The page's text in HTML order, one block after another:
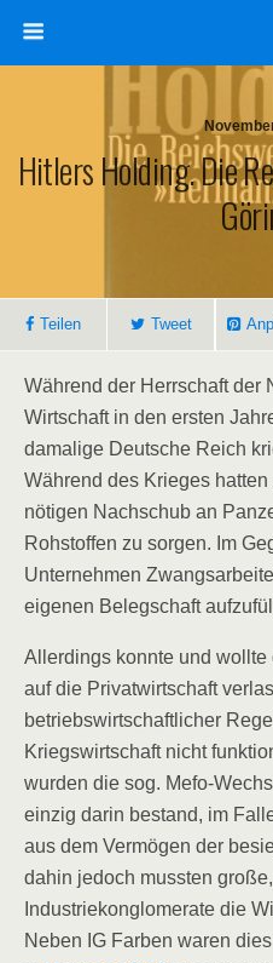
Hitlers Holding. Die
Teilen Tweet
Während der Herrschaft der
Wirtschaft in den ersten
damalige Deutsche Reich
Während des Krieges
nötigen Nachschub an
Rohstoffen zu sorgen. Im
Unternehmen
eigenen Belegschaft
Allerdings konnte und
auf die Privatwirtschaft
betriebswirtschaftlicher
Kriegswirtschaft nicht
wurden die sog. Mefo-
einzig darin bestand, im
aus dem Vermögen der
dahin jedoch mussten
Industriekonglomerate die
Neben IG Farben waren